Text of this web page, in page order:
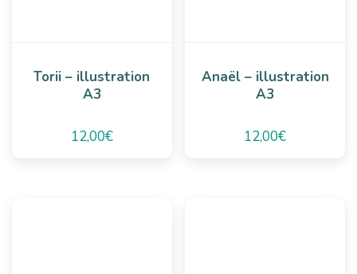
Torii – illustration
A3
12,00€
Anaël – illustration
A3
12,00€